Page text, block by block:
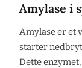
Amylase i
Amylase er et
starter
Dette